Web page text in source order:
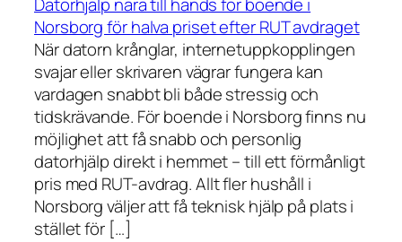
Datorhjälp nära till hands för boende i
Norsborg för halva priset efter RUT avdraget
När datorn krånglar, internetuppkopplingen
svajar eller skrivaren vägrar fungera kan
vardagen snabbt bli både stressig och
tidskrävande. För boende i Norsborg finns nu
möjlighet att få snabb och personlig
datorhjälp direkt i hemmet – till ett förmånligt
pris med RUT-avdrag. Allt fler hushåll i
Norsborg väljer att få teknisk hjälp på plats i
stället för […]